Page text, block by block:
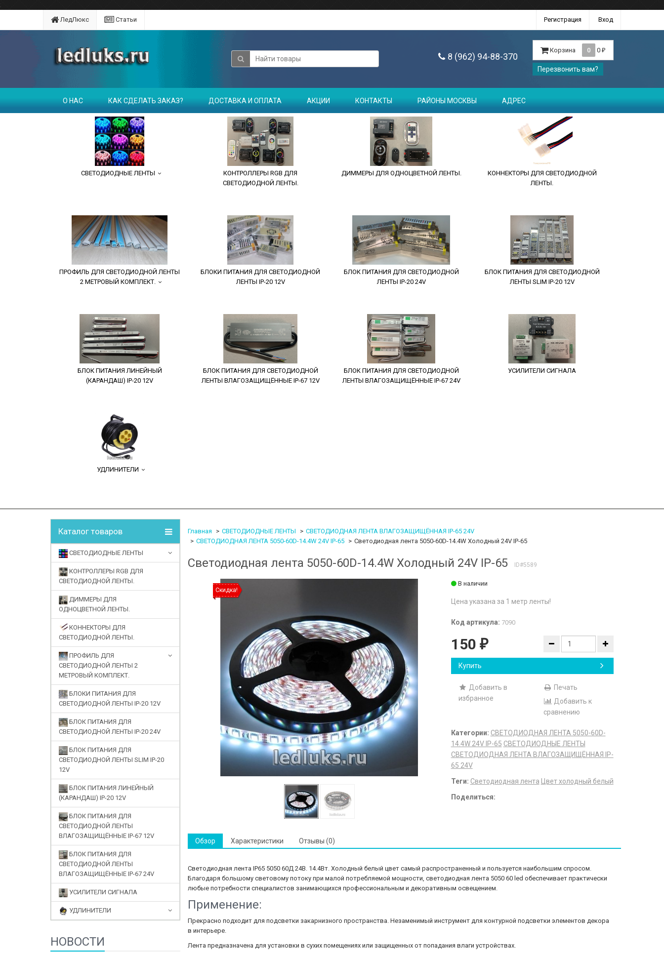
;
ЛедЛюкс
Статьи Регистрация Вход
8 (962) 94-88-370
Корзина 0 0 ₽
Перезвонить вам?
О НАС КАК СДЕЛАТЬ ЗАКАЗ? ДОСТАВКА И ОПЛАТА АКЦИИ КОНТАКТЫ РАЙОНЫ МОСКВЫ АДРЕС
СВЕТОДИОДНЫЕ ЛЕНТЫ
КОНТРОЛЛЕРЫ RGB ДЛЯ
СВЕТОДИОДНОЙ ЛЕНТЫ.
ДИММЕРЫ ДЛЯ ОДНОЦВЕТНОЙ ЛЕНТЫ.
КОННЕКТОРЫ ДЛЯ СВЕТОДИОДНОЙ
ЛЕНТЫ.
ПРОФИЛЬ ДЛЯ СВЕТОДИОДНОЙ ЛЕНТЫ
2 МЕТРОВЫЙ КОМПЛЕКТ.
БЛОКИ ПИТАНИЯ ДЛЯ СВЕТОДИОДНОЙ
ЛЕНТЫ IP-20 12V
БЛОК ПИТАНИЯ ДЛЯ СВЕТОДИОДНОЙ
ЛЕНТЫ IP-20 24V
БЛОК ПИТАНИЯ ДЛЯ СВЕТОДИОДНОЙ
ЛЕНТЫ SLIM IP-20 12V
БЛОК ПИТАНИЯ ЛИНЕЙНЫЙ
(КАРАНДАШ) IP-20 12V
БЛОК ПИТАНИЯ ДЛЯ СВЕТОДИОДНОЙ
ЛЕНТЫ ВЛАГОЗАЩИЩЁННЫЕ IP-67 12V
БЛОК ПИТАНИЯ ДЛЯ СВЕТОДИОДНОЙ
ЛЕНТЫ ВЛАГОЗАЩИЩЁННЫЕ IP-67 24V
УСИЛИТЕЛИ СИГНАЛА
УДЛИНИТЕЛИ
Каталог товаров
СВЕТОДИОДНЫЕ ЛЕНТЫ
КОНТРОЛЛЕРЫ RGB ДЛЯ
СВЕТОДИОДНОЙ ЛЕНТЫ.
ДИММЕРЫ ДЛЯ
ОДНОЦВЕТНОЙ ЛЕНТЫ.
КОННЕКТОРЫ ДЛЯ
СВЕТОДИОДНОЙ ЛЕНТЫ.
ПРОФИЛЬ ДЛЯ
СВЕТОДИОДНОЙ ЛЕНТЫ 2
МЕТРОВЫЙ КОМПЛЕКТ.
БЛОКИ ПИТАНИЯ ДЛЯ
СВЕТОДИОДНОЙ ЛЕНТЫ IP-20 12V
БЛОК ПИТАНИЯ ДЛЯ
СВЕТОДИОДНОЙ ЛЕНТЫ IP-20 24V
БЛОК ПИТАНИЯ ДЛЯ
СВЕТОДИОДНОЙ ЛЕНТЫ SLIM IP-20
12V
БЛОК ПИТАНИЯ ЛИНЕЙНЫЙ
(КАРАНДАШ) IP-20 12V
БЛОК ПИТАНИЯ ДЛЯ
СВЕТОДИОДНОЙ ЛЕНТЫ
ВЛАГОЗАЩИЩЁННЫЕ IP-67 12V
БЛОК ПИТАНИЯ ДЛЯ
СВЕТОДИОДНОЙ ЛЕНТЫ
ВЛАГОЗАЩИЩЁННЫЕ IP-67 24V
УСИЛИТЕЛИ СИГНАЛА
УДЛИНИТЕЛИ
НОВОСТИ
Главная СВЕТОДИОДНЫЕ ЛЕНТЫ
СВЕТОДИОДНАЯ ЛЕНТА ВЛАГОЗАЩИЩЁННАЯ IP-65 24V
СВЕТОДИОДНАЯ ЛЕНТА 5050-60D-14.4W 24V IP-65
Светодиодная лента 5050-60D-14.4W Холодный 24V IP-65
Светодиодная лента 5050-60D-14.4W Холодный 24V IP-65 ID#5589
Скидка!
В наличии
Цена указана за 1 метр ленты!
Код артикула: 7090
150 ₽
Купить
Добавить в
избранное
Печать
Добавить к
сравнению
Категории: СВЕТОДИОДНАЯ ЛЕНТА 5050-60D-
14.4W 24V IP-65 СВЕТОДИОДНЫЕ ЛЕНТЫ
СВЕТОДИОДНАЯ ЛЕНТА ВЛАГОЗАЩИЩЁННАЯ IP-
65 24V
Теги: Светодиодная лента
Цвет холодный белый
Поделиться:
Обзор Характеристики Отзывы (0)
Светодиодная лента IP65 5050 60Д 24В. 14.4Вт. Холодный белый цвет самый распространенный и пользуется наибольшим спросом.
Благодаря большому световому потоку при малой потребляемой мощности, светодиодная лента 5050 60 led обеспечивает практически
любые потребности специалистов занимающихся профессиональным и декоративным освещением.
Применение:
Прекрасно подходит для подсветки закарнизного пространства. Незаменимый инструмент для контурной подсветки элементов декора
в интерьере.
Лента предназначена для установки в сухих помещениях или защищенных от попадания влаги устройствах.